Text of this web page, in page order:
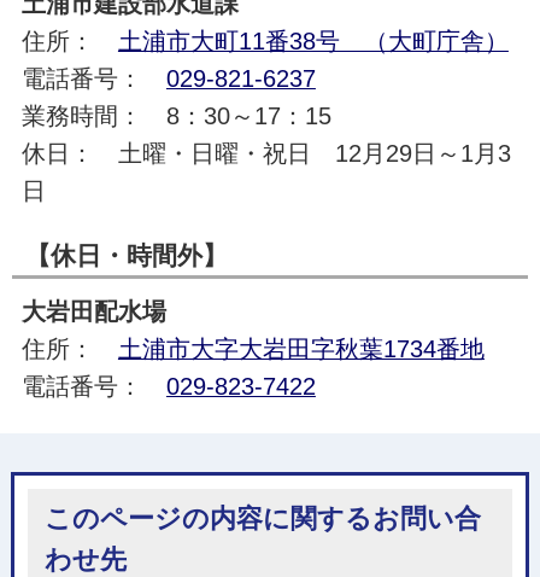
住所： 土浦市大町11番38号 （大町庁舎）
電話番号： 029-821-6237
業務時間： 8：30～17：15
休日： 土曜・日曜・祝日 12月29日～1月3
日
【休日・時間外】
大岩田配水場
住所： 土浦市大字大岩田字秋葉1734番地
電話番号： 029-823-7422
このページの内容に関するお問い合
わせ先